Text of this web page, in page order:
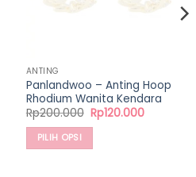
ANTING
Panlandwoo – Anting Hoop
Rhodium Wanita Kendara
Rp200.000 Harga
aslinya
Rp120.000Harga
PILIH OPSI